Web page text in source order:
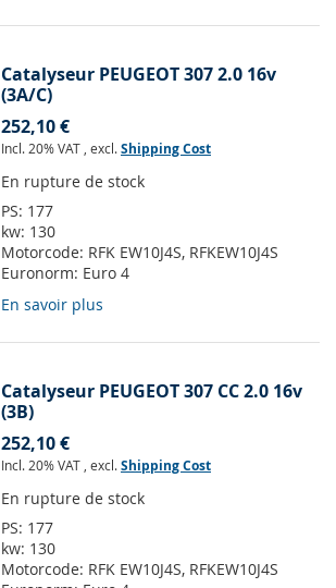
Catalyseur PEUGEOT 307 2.0 16v
(3A/C)
252,10 €
Incl. 20% VAT , excl.Shipping Cost
En rupture de stock
PS: 177
kw: 130
Motorcode: RFK EW10J4S, RFKEW10J4S
Euronorm: Euro 4
En savoir plus
Catalyseur PEUGEOT 307 CC 2.0 16v
(3B)
252,10 €
Incl. 20% VAT , excl.Shipping Cost
En rupture de stock
PS: 177
kw: 130
Motorcode: RFK EW10J4S, RFKEW10J4S